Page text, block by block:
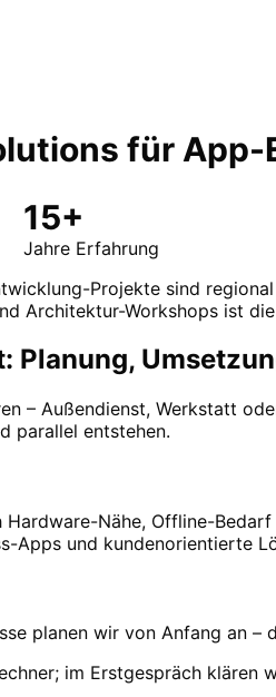
für App-
15+
Jahre Erfahrung
Projekte sind
Architektur-Workshops ist
Planung,
– Außendienst, Werkstatt
parallel entstehen.
Nähe, Offline-
Apps und kundenorientierte
planen wir von Anfang an –
im Erstgespräch klären